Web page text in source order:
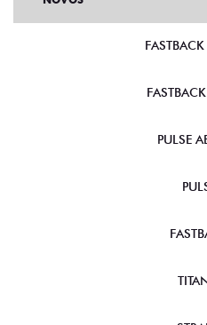
PULSE